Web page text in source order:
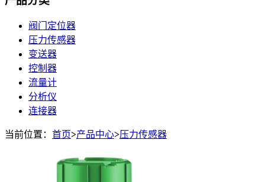
阀门定位器
压力传感器
变送器
控制器
流量计
分析仪
连接器
当前位置： 首页>产品中心>压力传感器